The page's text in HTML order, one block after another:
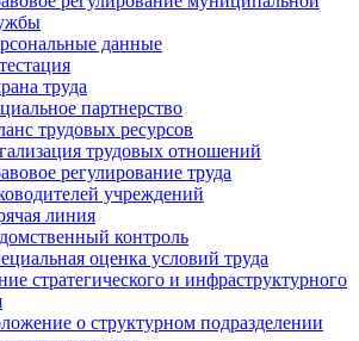
данные
труда
партнерство
трудовых ресурсов
трудовых отношений
регулирование труда
учреждений
линия
контроль
оценка условий труда
стратегического и инфраструктурного
о структурном подразделении